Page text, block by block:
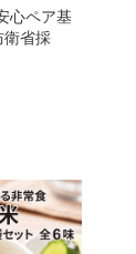
心ペア基
衛省採